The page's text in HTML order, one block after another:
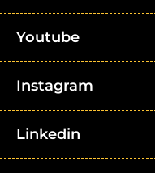
Youtube
Instagram
Linkedin